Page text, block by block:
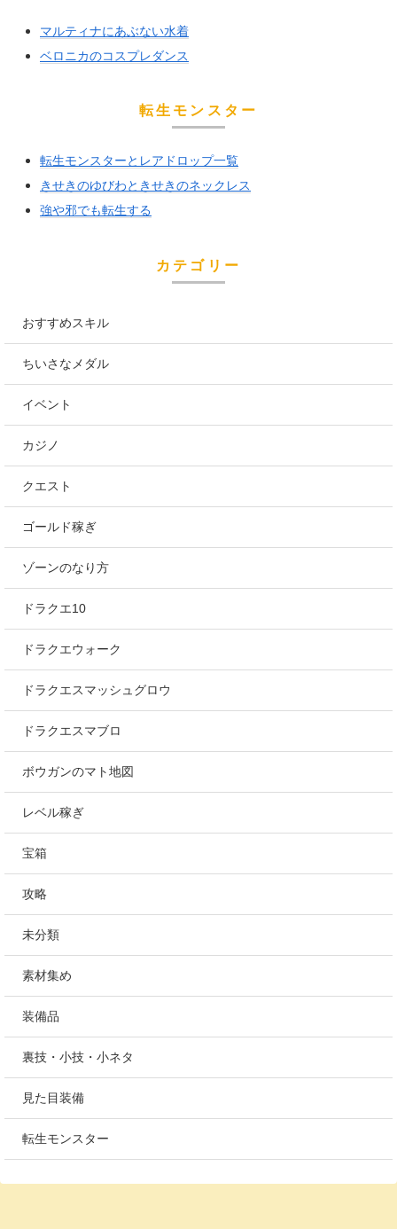
マルティナにあぶない水着
ベロニカのコスプレダンス
転生モンスター
転生モンスターとレアドロップ一覧
きせきのゆびわときせきのネックレス
強や邪でも転生する
カテゴリー
おすすめスキル
ちいさなメダル
イベント
カジノ
クエスト
ゴールド稼ぎ
ゾーンのなり方
ドラクエ10
ドラクエウォーク
ドラクエスマッシュグロウ
ドラクエスマブロ
ボウガンのマト地図
レベル稼ぎ
宝箱
攻略
未分類
素材集め
装備品
裏技・小技・小ネタ
見た目装備
転生モンスター